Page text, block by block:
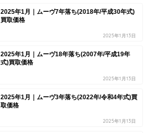
2025年1月｜ムーヴ7年落ち(2018年/平成30年式)
買取価格
2025年1月13日
2025年1月｜ムーヴ18年落ち(2007年/平成19年
式)買取価格
2025年1月13日
2025年1月｜ムーヴ3年落ち(2022年/令和4年式)買
取価格
2025年1月13日